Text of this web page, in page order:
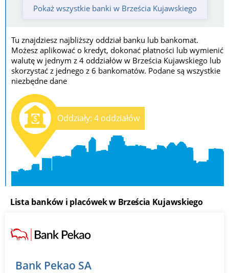
Pokaż wszystkie banki w Brześcia Kujawskiego
Tu znajdziesz najbliższy oddział banku lub bankomat.
Możesz aplikować o kredyt, dokonać płatności lub wymienić
walutę w jednym z 4 oddziałów w Brześcia Kujawskiego lub
skorzystać z jednego z 6 bankomatów. Podane są wszystkie
niezbędne dane
Oddziały: 4 oddziałów
Lista banków i placówek w Brześcia Kujawskiego
Bank Pekao SA